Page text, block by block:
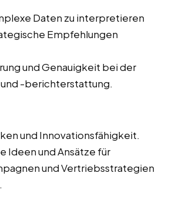
Daten zu interpretieren
Empfehlungen
und Genauigkeit bei der
-berichterstattung.
und Innovationsfähigkeit.
Ideen und Ansätze für
und Vertriebsstrategien